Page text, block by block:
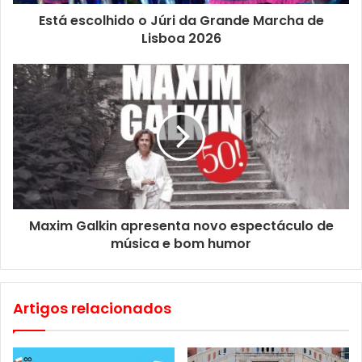
asiática de museus pertencentes à Rede Portuguesa de
Museus (RPM) e fundações privadas, em diálogo com
peças do Museu do Oriente. A 19 de Fevereiro, no âmbito
de O Museu Convida… China realiza-se a apresentação da
peça convidada, proveniente da Casa-Museu Dr. Anastácio
Gonçalves, com Gabriela Perdigão Cavaco, directora deste
museu.
O programa culmina a 1 de Março, com o espectáculo A
Voz do Cavalo, que cruza música instrumental tradicional,
artes marciais e danças de diferentes regiões e
culturais da China.
Está escolhido o Júri da Grande Marcha de
Lisboa 2026
Maxim Galkin apresenta novo espectáculo de
música e bom humor
Artigos relacionados